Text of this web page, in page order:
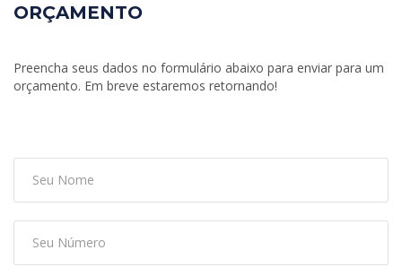
ORÇAMENTO
Preencha seus dados no formulário abaixo para enviar para um
orçamento. Em breve estaremos retornando!